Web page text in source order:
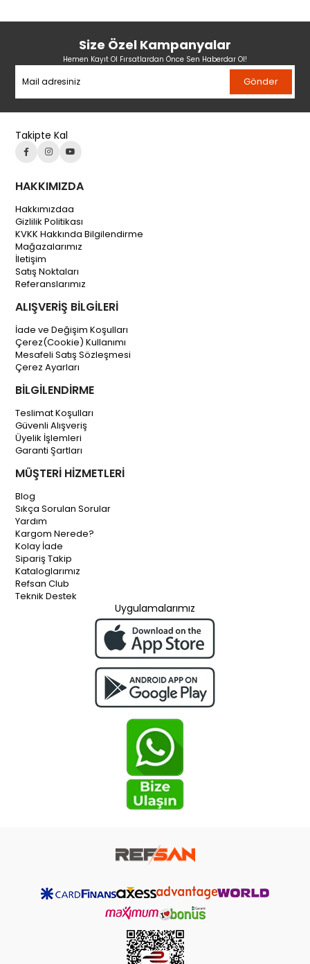
Size Özel Kampanyalar
Hemen Kayıt Ol Fırsatlardan Önce Sen Haberdar Ol!
Gönder
Takipte Kal
HAKKIMIZDA
Hakkımızdaa
Gizlilik Politikası
KVKK Hakkında Bilgilendirme
Mağazalarımız
İletişim
Satış Noktaları
Referanslarımız
ALIŞVERİŞ BİLGİLERİ
İade ve Değişim Koşulları
Çerez(Cookie) Kullanımı
Mesafeli Satış Sözleşmesi
Çerez Ayarları
BİLGİLENDİRME
Teslimat Koşulları
Güvenli Alışveriş
Üyelik İşlemleri
Garanti Şartları
MÜŞTERİ HİZMETLERİ
Blog
Sıkça Sorulan Sorular
Yardım
Kargom Nerede?
Kolay İade
Sipariş Takip
Kataloglarımız
Refsan Club
Teknik Destek
Uygulamalarımız